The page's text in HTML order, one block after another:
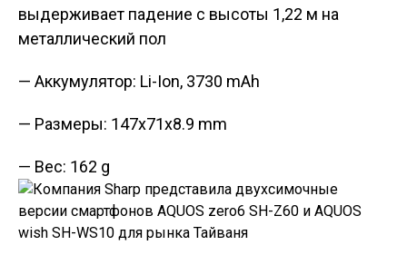
выдерживает падение с высоты 1,22 м на
металлический пол
— Аккумулятор: Li-Ion, 3730 mAh
— Размеры: 147x71x8.9 mm
— Вес: 162 g